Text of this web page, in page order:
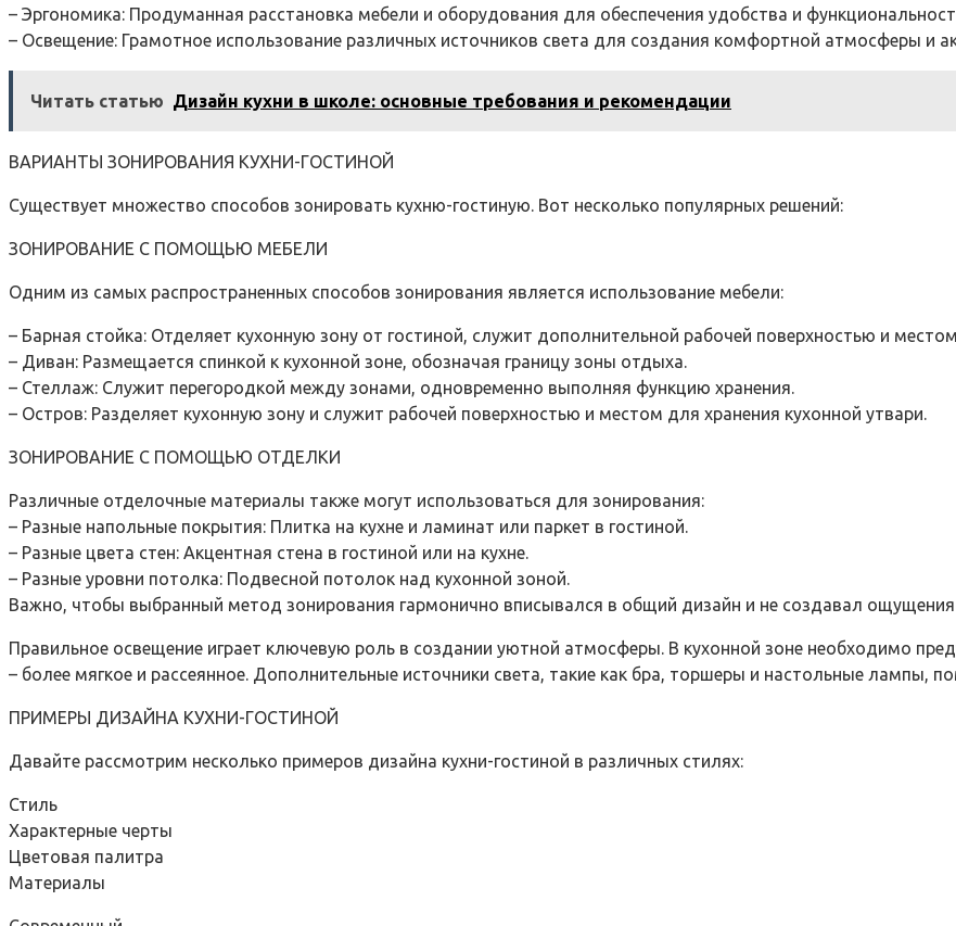
– Эргономика: Продуманная расстановка мебели и оборудования для обеспечения удобства и
– Освещение: Грамотное использование различных источников света для создания комфортной атмосферы и
Читать статью Дизайн кухни в школе: основные требования и рекомендации
ВАРИАНТЫ ЗОНИРОВАНИЯ КУХНИ-ГОСТИНОЙ
Существует множество способов зонировать кухню-гостиную. Вот несколько популярных решений:
ЗОНИРОВАНИЕ С ПОМОЩЬЮ МЕБЕЛИ
Одним из самых распространенных способов зонирования является использование мебели:
– Барная стойка: Отделяет кухонную зону от гостиной, служит дополнительной рабочей поверхностью и
– Диван: Размещается спинкой к кухонной зоне, обозначая границу зоны отдыха.
– Стеллаж: Служит перегородкой между зонами, одновременно выполняя функцию хранения.
– Остров: Разделяет кухонную зону и служит рабочей поверхностью и местом для хранения кухонной утвари.
ЗОНИРОВАНИЕ С ПОМОЩЬЮ ОТДЕЛКИ
Различные отделочные материалы также могут использоваться для зонирования:
– Разные напольные покрытия: Плитка на кухне и ламинат или паркет в гостиной.
– Разные цвета стен: Акцентная стена в гостиной или на кухне.
– Разные уровни потолка: Подвесной потолок над кухонной зоной.
Важно, чтобы выбранный метод зонирования гармонично вписывался в общий дизайн и не создавал ощущения
Правильное освещение играет ключевую роль в создании уютной атмосферы. В кухонной зоне необходимо
– более мягкое и рассеянное. Дополнительные источники света, такие как бра, торшеры и настольные лампы,
ПРИМЕРЫ ДИЗАЙНА КУХНИ-ГОСТИНОЙ
Давайте рассмотрим несколько примеров дизайна кухни-гостиной в различных стилях:
Стиль
Характерные черты
Цветовая палитра
Материалы